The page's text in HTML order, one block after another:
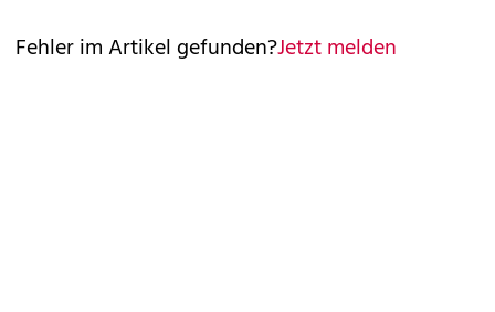
Fehler im Artikel gefunden?Jetzt melden